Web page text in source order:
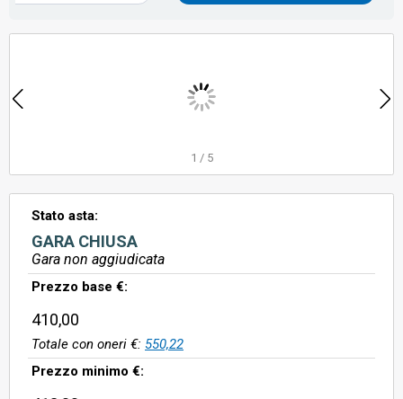
1 / 5
Stato asta:
GARA CHIUSA
Gara non aggiudicata
Prezzo base €:
410,00
Totale con oneri €: 550,22
Prezzo minimo €: